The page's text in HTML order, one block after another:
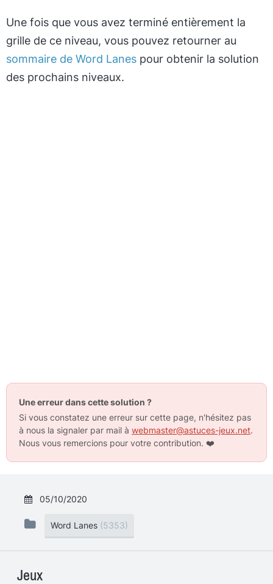
Une fois que vous avez terminé entièrement la
grille de ce niveau, vous pouvez retourner au
sommaire de Word Lanes pour obtenir la solution
des prochains niveaux.
Une erreur dans cette solution ?
Si vous constatez une erreur sur cette page, n'hésitez pas
à nous la signaler par mail à webmaster@astuces-jeux.net.
Nous vous remercions pour votre contribution. ❤️
05/10/2020
Word Lanes (5353)
Jeux